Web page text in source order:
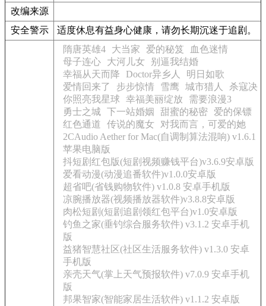
改编来源
安全警示
适度休息有益身心健康，请勿长期沉迷于追剧。
隋唐英雄4 大当家 爱的秘笈
血色迷情
母子连心
大河儿女
别逼我结婚
幸福从天而降
Doctor异乡人
明日如歌
爱情回来了
步步惊情 雪鹰 城市猎人
杀寇决
你照亮我星球
幸福美丽绽放
需要浪漫3
勇士之城
下一站婚姻 甜蜜的秘密
爱的保镖
红色通道
传说的魔女
对我而言，可爱的她
2CAudio Aether for Mac(自调制算法混响) v1.6.1
苹果电脑版
抖短剧红包版(短剧视频赚钱平台)v3.6.9安卓版
爱看动漫(动漫追番软件)v1.0.0安卓版
超省吧(省钱购物软件) v1.0.8 安卓手机版
凉腕播放器(视频播放器软件)v3.8.8安卓版
肉松短剧(短剧追剧领红包平台)v1.0安卓版
钓鱼之家(垂钓综合服务软件) v3.1.2 安卓手机
版
益猪智慧社区(社区生活服务软件) v1.3.0 安卓
手机版
亲壳天气(掌上天气预报软件) v7.0.9 安卓手机
版
邦果智家(智能家居生活软件) v1.1.2 安卓版